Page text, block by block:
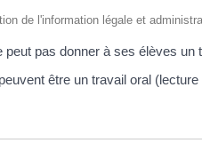
de l'information légale et
peut pas donner à ses élèves
être un travail oral